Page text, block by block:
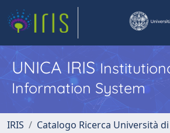
UNICA IRIS
Information System
IRIS
Catalogo Ricerca Università